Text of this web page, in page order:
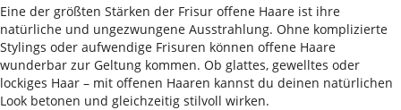
Eine der größten Stärken der Frisur offene Haare ist ihre
natürliche und ungezwungene Ausstrahlung. Ohne komplizierte
Stylings oder aufwendige Frisuren können offene Haare
wunderbar zur Geltung kommen. Ob glattes, gewelltes oder
lockiges Haar – mit offenen Haaren kannst du deinen natürlichen
Look betonen und gleichzeitig stilvoll wirken.